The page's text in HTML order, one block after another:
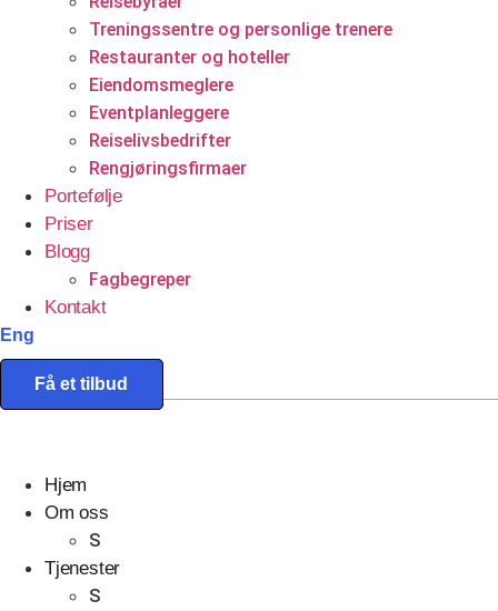
Treningssentre og personlige trenere
Restauranter og hoteller
Eiendomsmeglere
Eventplanleggere
Reiselivsbedrifter
Rengjøringsfirmaer
Portefølje
Priser
Blogg
Fagbegreper
Kontakt
Eng
Få et tilbud
Hjem
Om oss
S
Tjenester
S